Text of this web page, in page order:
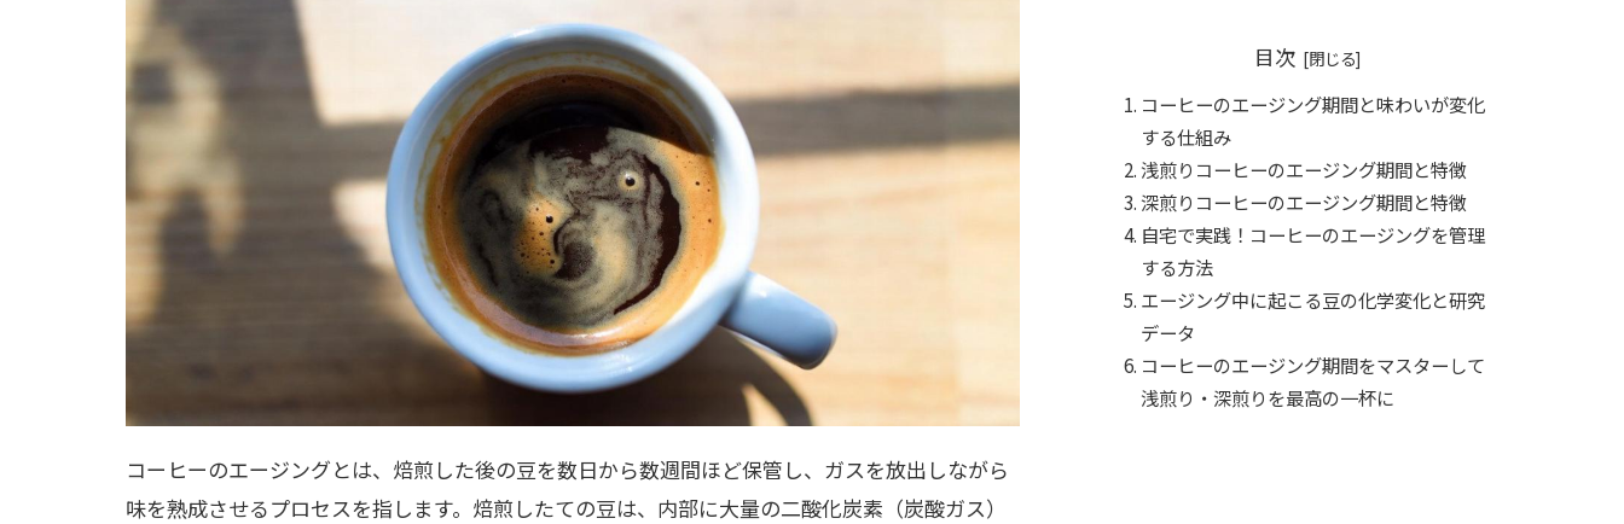
コーヒーのエージングとは、焙煎した後の豆を数日から数週間ほど保管し、ガスを放出しながら
味を熟成させるプロセスを指します。焙煎したての豆は、内部に大量の二酸化炭素（炭酸ガス）
目次
コーヒーのエージング期間と味わいが変化
する仕組み
浅煎りコーヒーのエージング期間と特徴
深煎りコーヒーのエージング期間と特徴
自宅で実践！コーヒーのエージングを管理
する方法
エージング中に起こる豆の化学変化と研究
データ
コーヒーのエージング期間をマスターして
浅煎り・深煎りを最高の一杯に